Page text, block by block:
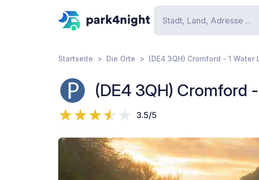
Startseite Die Orte (DE4 3QH) Cromford - 1 Water
(DE4 3QH) Cromford
3.5/5